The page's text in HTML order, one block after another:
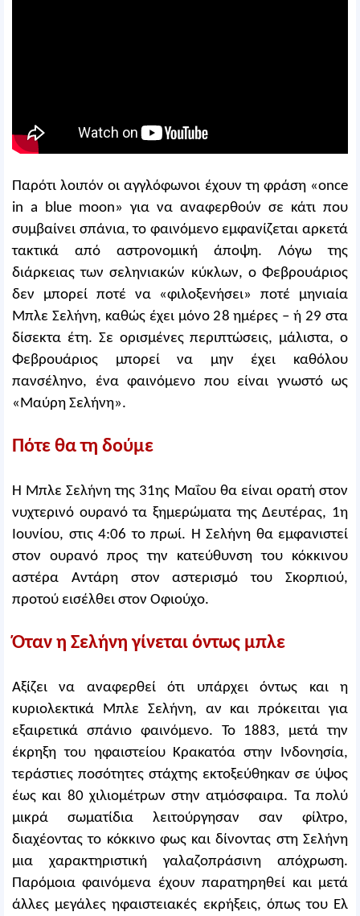
Παρότι λοιπόν οι αγγλόφωνοι έχουν τη φράση «once
in a blue moon» για να αναφερθούν σε κάτι που
συμβαίνει σπάνια, το φαινόμενο εμφανίζεται αρκετά
τακτικά από αστρονομική άποψη. Λόγω της
διάρκειας των σεληνιακών κύκλων, ο Φεβρουάριος
δεν μπορεί ποτέ να «φιλοξενήσει» ποτέ μηνιαία
Μπλε Σελήνη, καθώς έχει μόνο 28 ημέρες – ή 29 στα
δίσεκτα έτη. Σε ορισμένες περιπτώσεις, μάλιστα, ο
Φεβρουάριος μπορεί να μην έχει καθόλου
πανσέληνο, ένα φαινόμενο που είναι γνωστό ως
«Μαύρη Σελήνη».
Πότε θα τη δούμε
Η Μπλε Σελήνη της 31ης Μαΐου θα είναι ορατή στον
νυχτερινό ουρανό τα ξημερώματα της Δευτέρας, 1η
Ιουνίου, στις 4:06 το πρωί. Η Σελήνη θα εμφανιστεί
στον ουρανό προς την κατεύθυνση του κόκκινου
αστέρα Αντάρη στον αστερισμό του Σκορπιού,
προτού εισέλθει στον Οφιούχο.
Όταν η Σελήνη γίνεται όντως μπλε
Αξίζει να αναφερθεί ότι υπάρχει όντως και η
κυριολεκτικά Μπλε Σελήνη, αν και πρόκειται για
εξαιρετικά σπάνιο φαινόμενο. Το 1883, μετά την
έκρηξη του ηφαιστείου Κρακατόα στην Ινδονησία,
τεράστιες ποσότητες στάχτης εκτοξεύθηκαν σε ύψος
έως και 80 χιλιομέτρων στην ατμόσφαιρα. Τα πολύ
μικρά σωματίδια λειτούργησαν σαν φίλτρο,
διαχέοντας το κόκκινο φως και δίνοντας στη Σελήνη
μια χαρακτηριστική γαλαζοπράσινη απόχρωση.
Παρόμοια φαινόμενα έχουν παρατηρηθεί και μετά
άλλες μεγάλες ηφαιστειακές εκρήξεις, όπως του Ελ